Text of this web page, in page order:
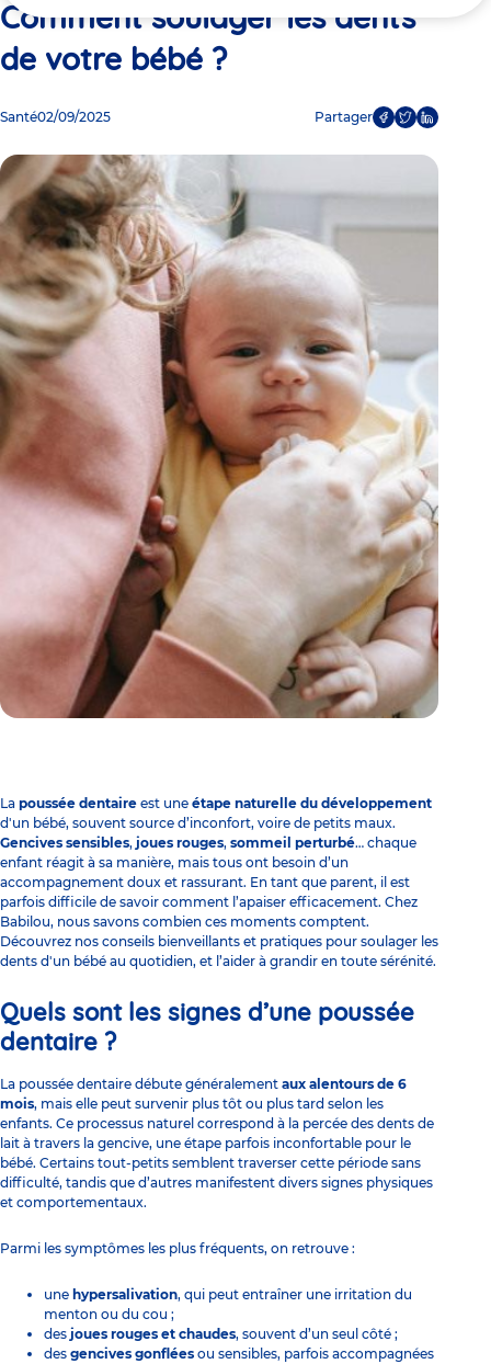
ici
Comment soulager les dents
de votre bébé ?
Santé02/09/2025 Partager
La poussée dentaire est une étape naturelle du développement
d'un bébé, souvent source d’inconfort, voire de petits maux.
Gencives sensibles, joues rouges, sommeil perturbé… chaque
enfant réagit à sa manière, mais tous ont besoin d’un
accompagnement doux et rassurant. En tant que parent, il est
parfois difficile de savoir comment l’apaiser efficacement. Chez
Babilou, nous savons combien ces moments comptent.
Découvrez nos conseils bienveillants et pratiques pour soulager les
dents d'un bébé au quotidien, et l’aider à grandir en toute sérénité.
Quels sont les signes d’une poussée
dentaire ?
La poussée dentaire débute généralement aux alentours de 6
mois, mais elle peut survenir plus tôt ou plus tard selon les
enfants. Ce processus naturel correspond à la percée des dents de
lait à travers la gencive, une étape parfois inconfortable pour le
bébé. Certains tout-petits semblent traverser cette période sans
difficulté, tandis que d’autres manifestent divers signes physiques
et comportementaux.
Parmi les symptômes les plus fréquents, on retrouve :
une hypersalivation, qui peut entraîner une irritation du
menton ou du cou ;
des joues rouges et chaudes, souvent d’un seul côté ;
des gencives gonflées ou sensibles, parfois accompagnées